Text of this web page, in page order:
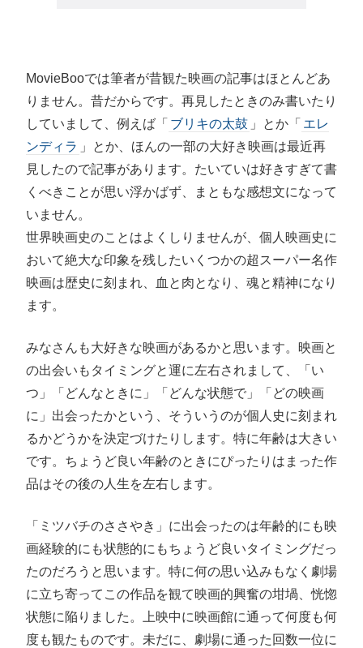
MovieBooでは筆者が昔観た映画の記事はほとんどあ
りません。昔だからです。再見したときのみ書いたり
していまして、例えば「 ブリキの太鼓 」とか「 エレ
ンディラ 」とか、ほんの一部の大好き映画は最近再
見したので記事があります。たいていは好きすぎて書
くべきことが思い浮かばず、まともな感想文になって
いません。
世界映画史のことはよくしりませんが、個人映画史に
おいて絶大な印象を残したいくつかの超スーパー名作
映画は歴史に刻まれ、血と肉となり、魂と精神になり
ます。
みなさんも大好きな映画があるかと思います。映画と
の出会いもタイミングと運に左右されまして、「い
つ」「どんなときに」「どんな状態で」「どの映画
に」出会ったかという、そういうのが個人史に刻まれ
るかどうかを決定づけたりします。特に年齢は大きい
です。ちょうど良い年齢のときにぴったりはまった作
品はその後の人生を左右します。
「ミツバチのささやき」に出会ったのは年齢的にも映
画経験的にも状態的にもちょうど良いタイミングだっ
たのだろうと思います。特に何の思い込みもなく劇場
に立ち寄ってこの作品を観て映画的興奮の坩堝、恍惚
状態に陥りました。上映中に映画館に通って何度も何
度も観たものです。未だに、劇場に通った回数一位に